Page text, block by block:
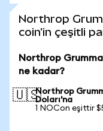
Northrop
coin'in çeşitli
Northrop
ne kadar?
🇺🇸Northrop
Doları'na
1 NOCon eşittir